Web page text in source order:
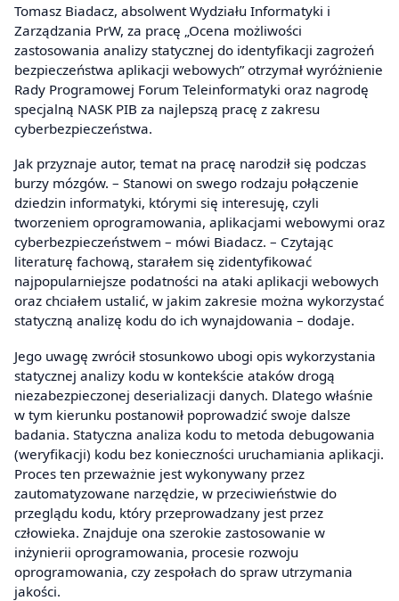
Tomasz Biadacz, absolwent Wydziału Informatyki i
Zarządzania PrW, za pracę „Ocena możliwości
zastosowania analizy statycznej do identyfikacji zagrożeń
bezpieczeństwa aplikacji webowych” otrzymał wyróżnienie
Rady Programowej Forum Teleinformatyki oraz nagrodę
specjalną NASK PIB za najlepszą pracę z zakresu
cyberbezpieczeństwa.
Jak przyznaje autor, temat na pracę narodził się podczas
burzy mózgów. – Stanowi on swego rodzaju połączenie
dziedzin informatyki, którymi się interesuję, czyli
tworzeniem oprogramowania, aplikacjami webowymi oraz
cyberbezpieczeństwem – mówi Biadacz. – Czytając
literaturę fachową, starałem się zidentyfikować
najpopularniejsze podatności na ataki aplikacji webowych
oraz chciałem ustalić, w jakim zakresie można wykorzystać
statyczną analizę kodu do ich wynajdowania – dodaje.
Jego uwagę zwrócił stosunkowo ubogi opis wykorzystania
statycznej analizy kodu w kontekście ataków drogą
niezabezpieczonej deserializacji danych. Dlatego właśnie
w tym kierunku postanowił poprowadzić swoje dalsze
badania. Statyczna analiza kodu to metoda debugowania
(weryfikacji) kodu bez konieczności uruchamiania aplikacji.
Proces ten przeważnie jest wykonywany przez
zautomatyzowane narzędzie, w przeciwieństwie do
przeglądu kodu, który przeprowadzany jest przez
człowieka. Znajduje ona szerokie zastosowanie w
inżynierii oprogramowania, procesie rozwoju
oprogramowania, czy zespołach do spraw utrzymania
jakości.